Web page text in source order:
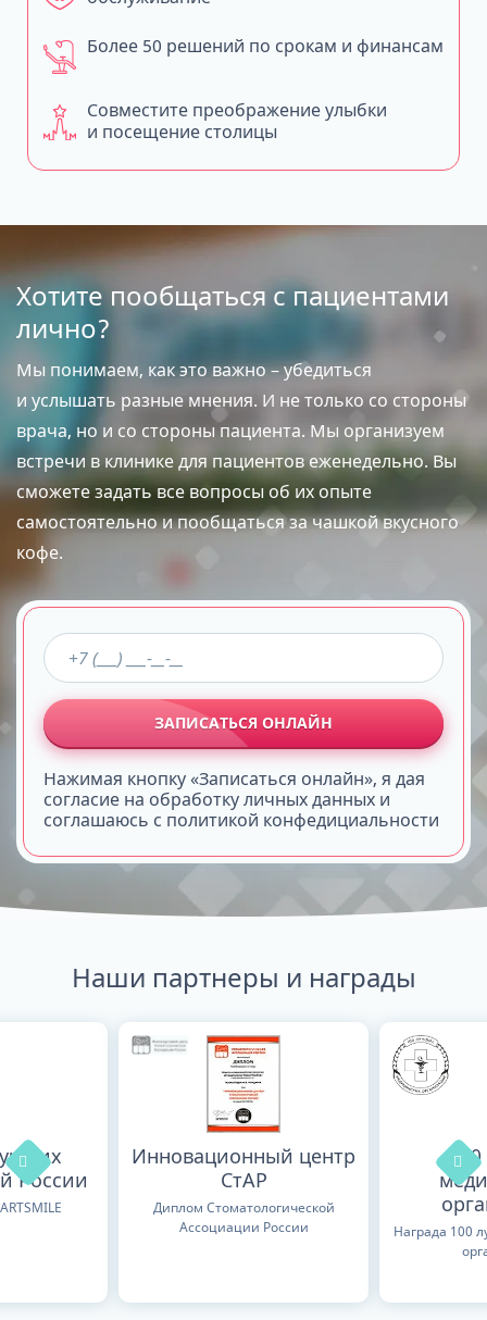
Совместите преображение улыбки
и посещение столицы
Более 50 решений по срокам и финансам
Хотите пообщаться с пациентами
лично?
Мы понимаем, как это важно – убедиться
и услышать разные мнения. И не только со стороны
врача, но и со стороны пациента. Мы организуем
встречи в клинике для пациентов еженедельно. Вы
сможете задать все вопросы об их опыте
самостоятельно и пообщаться за чашкой вкусного
кофе.
ЗАПИСАТЬСЯ ОНЛАЙН
Нажимая кнопку «Записаться онлайн», я дая
согласие на обработку личных данных и
соглашаюсь с политикой конфедициальности
Наши партнеры и награды
России
Инновационный центр
СтАР
Диплом Стоматологической
Ассоциации России
Награда 100